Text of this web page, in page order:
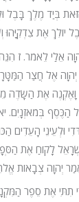
בְּיַד מֶלֶךְ בָּבֶל
יוֹלִךְ אֶת
יְהוָה אֵלַי לֵאמֹר.
יְהוָה אֶל חֲצַר
ט וָאֶקְנֶה אֶת
הַכֶּסֶף בְּמֹאזְנָיִם.
וּלְעֵינֵי
לָקוֹחַ אֶת
צְבָאוֹת אֱלֹהֵי
תִתִּי אֶת סֵפֶר